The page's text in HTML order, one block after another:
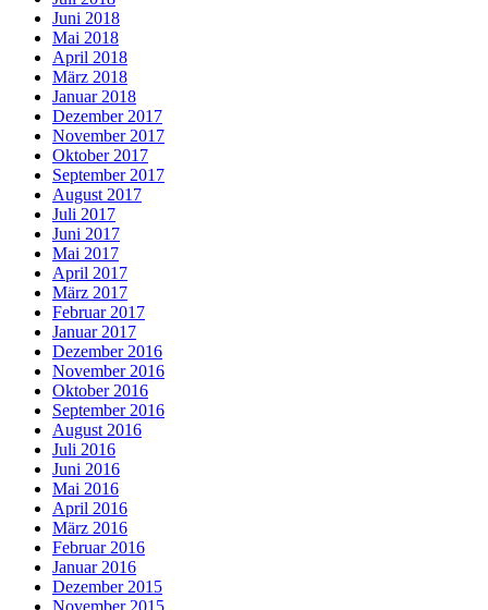
Juni 2018
Mai 2018
April 2018
März 2018
Januar 2018
Dezember 2017
November 2017
Oktober 2017
September 2017
August 2017
Juli 2017
Juni 2017
Mai 2017
April 2017
März 2017
Februar 2017
Januar 2017
Dezember 2016
November 2016
Oktober 2016
September 2016
August 2016
Juli 2016
Juni 2016
Mai 2016
April 2016
März 2016
Februar 2016
Januar 2016
Dezember 2015